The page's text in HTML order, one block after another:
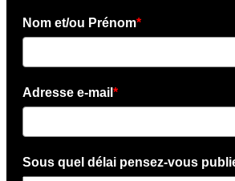
Nom et/ou Prénom*
Adresse e-mail *
Sous quel délai pensez-vous